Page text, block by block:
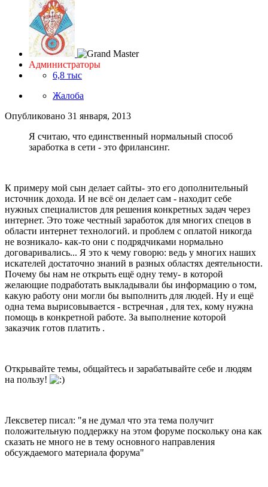
Администраторы
6,8 тыс
Жалоба
Опубликовано 31 января, 2013
Я считаю, что единственный нормальный способ
заработка в сети - это фрилансинг.
К примеру мой сын делает сайты- это его дополнительный
источник дохода. И не всё он делает сам - находит себе
нужных специалистов для решения конкретных задач через
интернет. Это тоже честный заработок для многих спецов в
области интернет технологий. и проблем с оплатой никогда
не возникало- как-то они с подрядчиками нормально
договаривались... Я это к чему говорю: ведь у многих наших
искателей достаточно знаний в разных областях деятельности.
Почему бы нам не открыть ещё одну тему- в которой
желающие подработать выкладывали бы информацию о том,
какую работу они могли бы выполнить для людей. Ну и ещё
одна тема вырисовывается - встречная , для тех, кому нужна
помощь в конкретной работе. За выполнение которой
заказчик готов платить .
Открывайте темы, общайтесь и зарабатывайте себе и людям
на пользу!
Лексветер писал: "я не думал что эта тема получит
положительную поддержку на этом форуме поскольку она как
сказать не много не в тему основного направления
обсуждаемого материала форума"